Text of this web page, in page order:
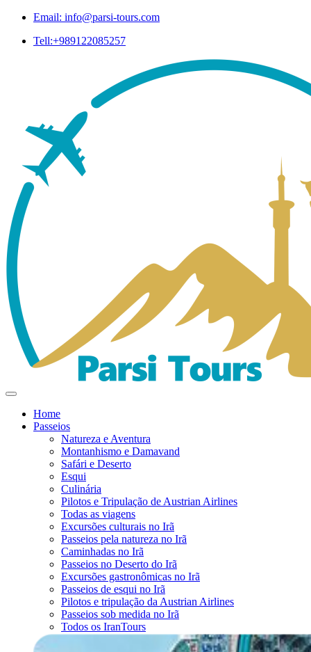
Email: info@parsi-tours.com
Tell:+989122085257
Home
Passeios
Natureza e Aventura
Montanhismo e Damavand
Safári e Deserto
Esqui
Culinária
Pilotos e Tripulação de Austrian Airlines
Todas as viagens
Excursões culturais no Irã
Passeios pela natureza no Irã
Caminhadas no Irã
Passeios no Deserto do Irã
Excursões gastronômicas no Irã
Passeios de esqui no Irã
Pilotos e tripulação da Austrian Airlines
Passeios sob medida no Irã
Todos os IranTours